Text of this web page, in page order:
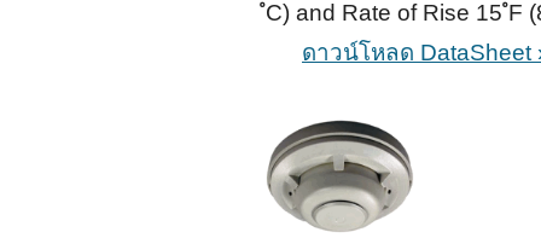
C) and Rate of Rise 15 ํF
ดาวน์โหลด DataSheet